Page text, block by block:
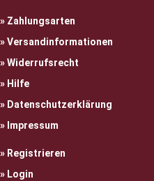
Zahlungsarten
Versandinformationen
Widerrufsrecht
Hilfe
Datenschutzerklärung
Impressum
Registrieren
Login